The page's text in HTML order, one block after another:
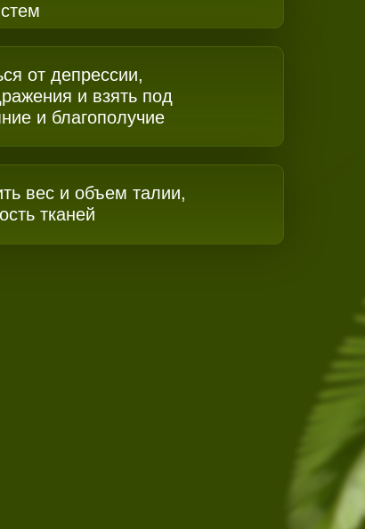
от депрессии,
и взять под
и благополучие
вес и объем талии,
тканей